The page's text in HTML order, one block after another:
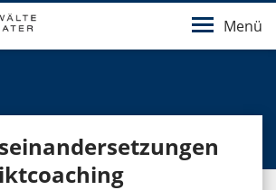
Menü